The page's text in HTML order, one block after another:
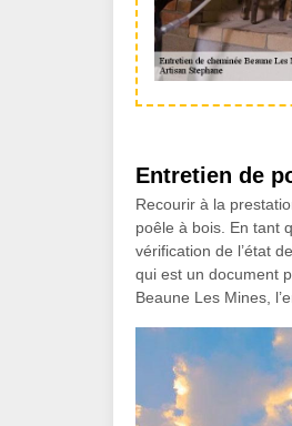
Entretien de
Recourir à la
poêle à bois. En tant
vérification de l’état
qui est un document
Beaune Les Mines,